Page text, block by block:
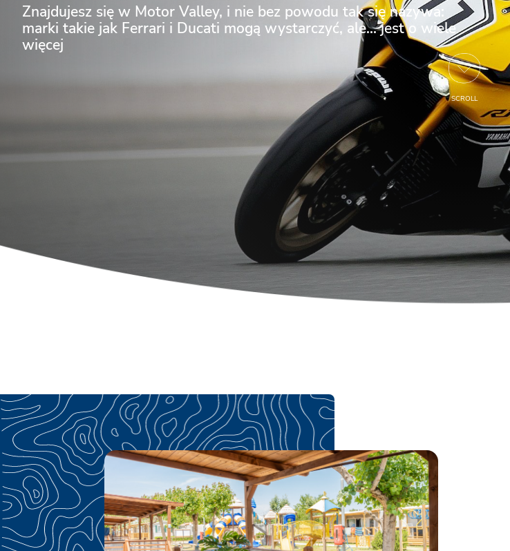
Znajdujesz się w Motor Valley, i nie bez powodu tak się nazywa:
marki takie jak Ferrari i Ducati mogą wystarczyć, ale… jest o wiele
więcej
SCROLL